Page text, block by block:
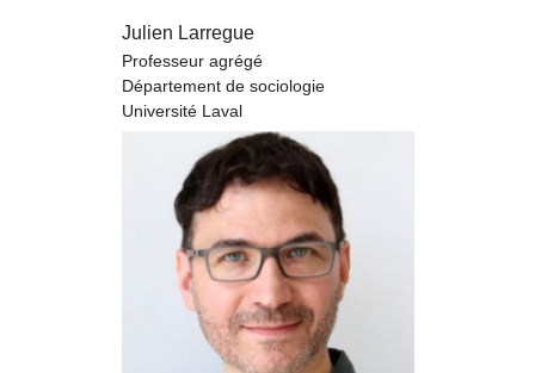
Julien Larregue
Professeur agrégé
Département de sociologie
Université Laval